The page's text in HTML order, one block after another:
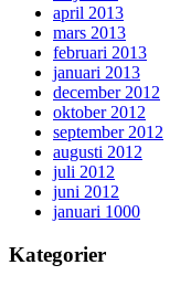
april 2013
mars 2013
februari 2013
januari 2013
december 2012
oktober 2012
september 2012
augusti 2012
juli 2012
juni 2012
januari 1000
Kategorier